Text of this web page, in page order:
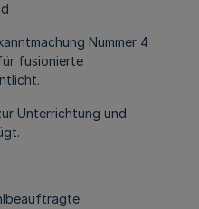
Nummer 4
fusionierte
Unterrichtung und